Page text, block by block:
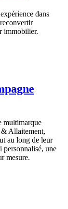
dans
immobilier.
multimarque
& Allaitement,
au long de leur
personnalisé, une
mesure.